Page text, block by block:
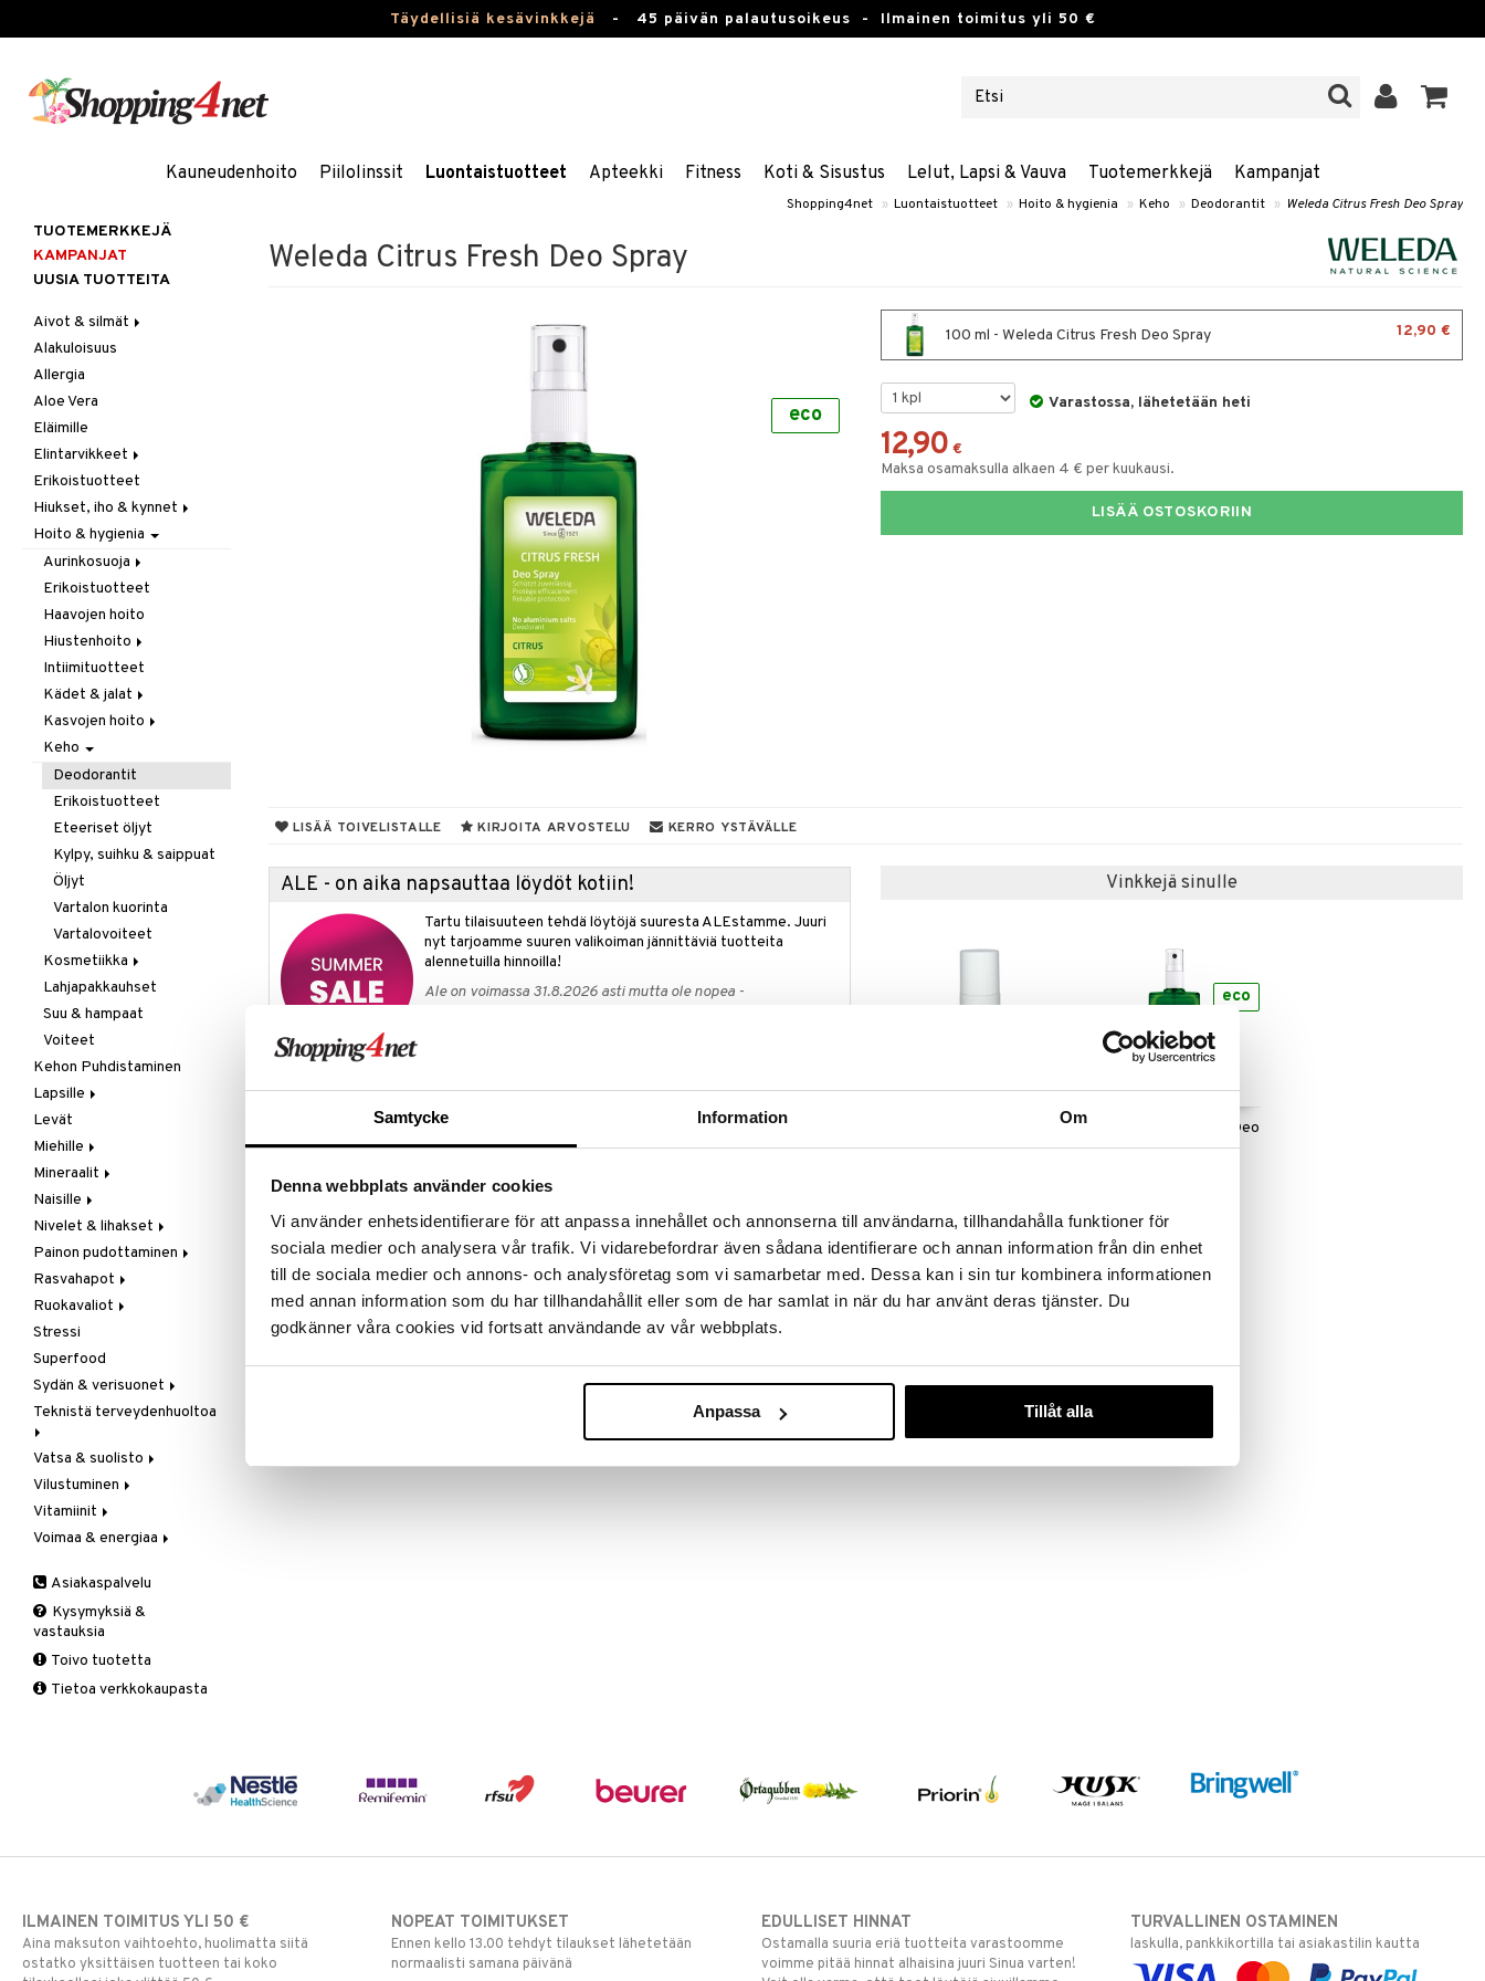
Samtycke Information Om
Denna webbplats använder cookies
Vi använder enhetsidentifierare för att anpassa innehållet och annonserna till användarna, tillhandahålla funktioner för
sociala medier och analysera vår trafik. Vi vidarebefordrar även sådana identifierare och annan information från din enhet
till de sociala medier och annons- och analysföretag som vi samarbetar med. Dessa kan i sin tur kombinera informationen
med annan information som du har tillhandahållit eller som de har samlat in när du har använt deras tjänster. Du
godkänner våra cookies vid fortsatt användande av vår webbplats.
Anpassa Tillåt alla
Täydellisiä kesävinkkejä - 45 päivän palautusoikeus - Ilmainen toimitus yli 50 €
Kauneudenhoito Piilolinssit Luontaistuotteet Apteekki Fitness Koti & Sisustus Lelut, Lapsi & Vauva Tuotemerkkejä Kampanjat
Shopping4net » Luontaistuotteet » Hoito & hygienia » Keho » Deodorantit » Weleda Citrus Fresh Deo Spray
Weleda Citrus Fresh Deo Spray
eco
100 ml - Weleda Citrus Fresh Deo Spray 12,90 €
Varastossa, lähetetään heti
12,90 €
Maksa osamaksulla alkaen 4 € per kuukausi.
LISÄÄ OSTOSKORIIN
LISÄÄ TOIVELISTALLE KIRJOITA ARVOSTELU KERRO YSTÄVÄLLE
ALE - on aika napsauttaa löydöt kotiin!
Tartu tilaisuuteen tehdä löytöjä suuresta ALEstamme. Juuri
nyt tarjoamme suuren valikoiman jännittäviä tuotteita
alennetuilla hinnoilla!
Ale on voimassa 31.8.2026 asti mutta ole nopea -
negatiivisesti. Tuokuu raikkaalta sitrukselta, viilentää ja on turvallinen käyttää aina
haluttaessa. Luonnolliset raaka-aineet. Ei sisällä aluminiumia. Luontoystävällinen
pumppu ilman kaasuja.
Ainesosat
Alkoholi, vesi, aitoja eteerisiä öljyjä, sitrusöljy.
Tuotenumero
HWCDE-WE-100
Vinkkejä sinulle
Roll-On
Weleda Herbal Fresh Deo
eco
TUOTEMERKKEJÄ
KAMPANJAT
UUSIA TUOTTEITA
Aivot & silmät
Muisti
Rasvahapot
Silmät
Alakuloisuus
Allergia
Aloe Vera
Eläimille
Elintarvikkeet
Hedelmät & pähkinät
Itäminen
Jauhot & leivonta
Juomat
Kookos
Makeutusaineet
Mausteet & liemet
Muut
Öljy & rasva
Pähkinä- & siementahnoja
Patukat
Rawfood
Säilytys
Snacks
Suklaa
Tee
Erikoistuotteet
Hiukset, iho & kynnet
Aurinko & pigmentti
Hiukset
Ravintolisät
Hoito & hygienia
Aurinkosuoja
Aftersun-tuotteet
Aurinkovoiteet
Huulet
Erikoistuotteet
Haavojen hoito
Hiustenhoito
Erikoistuotteet
Hoitoaineet
Sampoot
Intiimituotteet
Kädet & jalat
Jalkojen hoito
Käsien hoito
Muut tarvikkeet
Kasvojen hoito
Erikoistuotteet
Parranajotuotteet
Puhdistaminen
Silmänympärysvoiteet
Voiteet
Keho
Deodorantit
Erikoistuotteet
Eteeriset öljyt
Kylpy, suihku & saippuat
Öljyt
Vartalon kuorinta
Vartalovoiteet
Kosmetiikka
Huulet
Iho
Silmät
Lahjapakkauhset
Suu & hampaat
Voiteet
Kehon Puhdistaminen
Lapsille
Ihonhoito
Rasvahapot
Vitamiinit &mineraalit
Levät
Miehille
Eturauhanen
Muut
Ravintolisät
Seksi & halu
Mineraalit
Kalsium
Kromi
Magnesium
Multivitamiinit
Muut
Rauta
Seleeni
Sinkki
Naisille
Luusto
Muut
Raskaus & imetys
Ravintolisät
Seksi & halu
Vaihdevuodet & PMS
Virtsatie
Nivelet & lihakset
Ravintolisät
Ulkoisesti käytettävät
Painon pudottaminen
Aterian korvaaminen
Muut
Omenasiideriviinietikka
Paasto
Patukat
Rasvanpoltto
Rasvahapot
Meren rasvahapot
Veg resvahapot
Ruokavaliot
Gluteeni-intoleranssi
LCHF
Raw Food
Stressi
Superfood
Sydän & verisuonet
Kolesterolia alentavat
Neidonhiuspuu
Vegetaariset rasvahapot
Verisuonia vahvistavat
Teknistä terveydenhuoltoa
Hieronta
Ilmankostuttimet
Kivunlievitys
Muuta
Vatsa & suolisto
Happamuutta säätelevät
Juomat
Kuidut
Ruuansulatus
Suolisto
Vilustuminen
C-vitamiini
Estävä & helpottava
Muut
Valkosipuli
Yskään
Vitamiinit
A, D, E & K
B-vitamiinit
C-vitamiinit
Miehet
Multimineraalit
Voimaa & energiaa
Muut
Q-10
Schizandra
Suorituskyky
Asiakaspalvelu
Kysymyksiä &
vastauksia
Toivo tuotetta
Tietoa verkkokaupasta
ILMAINEN TOIMITUS YLI 50 €
Aina maksuton vaihtoehto, huolimatta siitä
ostatko yksittäisen tuotteen tai koko
NOPEAT TOIMITUKSET
Ennen kello 13.00 tehdyt tilaukset lähetetään
normaalisti samana päivänä
EDULLISET HINNAT
Ostamalla suuria eriä tuotteita varastoomme
voimme pitää hinnat alhaisina juuri Sinua varten!
TURVALLINEN OSTAMINEN
laskulla, pankkikortilla tai asiakastilin kautta